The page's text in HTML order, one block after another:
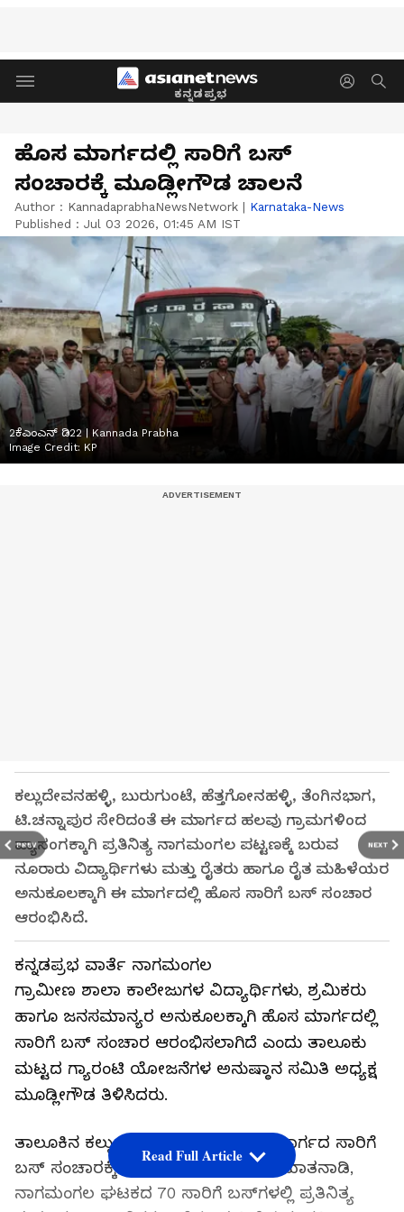
ಕನ್ನಡಪ್ರಭ
PREV NEXT
ಹೊಸ ಮಾರ್ಗದಲ್ಲಿ ಸಾರಿಗೆ ಬಸ್
ಸಂಚಾರಕ್ಕೆ ಮೂಡ್ಲೀಗೌಡ ಚಾಲನೆ
Author : KannadaprabhaNewsNetwork | Karnataka-News
Published : Jul 03 2026, 01:45 AM IST
2ಕೆಎಂಎನ್ ಡಿ22 | Kannada Prabha
Image Credit: KP
ಕಲ್ಲುದೇವನಹಳ್ಳಿ, ಬುರುಗುಂಟೆ, ಹೆತ್ತಗೋನಹಳ್ಳಿ, ತೆಂಗಿನಭಾಗ,
ಟಿ.ಚನ್ನಾಪುರ ಸೇರಿದಂತೆ ಈ ಮಾರ್ಗದ ಹಲವು ಗ್ರಾಮಗಳಿಂದ
ವ್ಯಾಸಂಗಕ್ಕಾಗಿ ಪ್ರತಿನಿತ್ಯ ನಾಗಮಂಗಲ ಪಟ್ಟಣಕ್ಕೆ ಬರುವ
ನೂರಾರು ವಿದ್ಯಾರ್ಥಿಗಳು ಮತ್ತು ರೈತರು ಹಾಗೂ ರೈತ ಮಹಿಳೆಯರ
ಅನುಕೂಲಕ್ಕಾಗಿ ಈ ಮಾರ್ಗದಲ್ಲಿ ಹೊಸ ಸಾರಿಗೆ ಬಸ್ ಸಂಚಾರ
ಆರಂಭಿಸಿದೆ.
ಕನ್ನಡಪ್ರಭ ವಾರ್ತೆ ನಾಗಮಂಗಲ
ಗ್ರಾಮೀಣ ಶಾಲಾ ಕಾಲೇಜುಗಳ ವಿದ್ಯಾರ್ಥಿಗಳು, ಶ್ರಮಿಕರು
ಹಾಗೂ ಜನಸಮಾನ್ಯರ ಅನುಕೂಲಕ್ಕಾಗಿ ಹೊಸ ಮಾರ್ಗದಲ್ಲಿ
ಸಾರಿಗೆ ಬಸ್ ಸಂಚಾರ ಆರಂಭಿಸಲಾಗಿದೆ ಎಂದು ತಾಲೂಕು
ಮಟ್ಟದ ಗ್ಯಾರಂಟಿ ಯೋಜನೆಗಳ ಅನುಷ್ಠಾನ ಸಮಿತಿ ಅಧ್ಯಕ್ಷ
ಮೂಡ್ಲೀಗೌಡ ತಿಳಿಸಿದರು.
ತಾಲೂಕಿನ ಕಲ್ಲುದೇವನಹಳ್ಳಿಯಲ್ಲಿ ಹೊಸ ಮಾರ್ಗದ ಸಾರಿಗೆ
ಬಸ್ ಸಂಚಾರಕ್ಕೆ ಗುರುವಾರ ಚಾಲನೆ ನೀಡಿ ಮಾತನಾಡಿ,
ನಾಗಮಂಗಲ ಘಟಕದ 70 ಸಾರಿಗೆ ಬಸ್‌ಗಳಲ್ಲಿ ಪ್ರತಿನಿತ್ಯ
Read Full Article